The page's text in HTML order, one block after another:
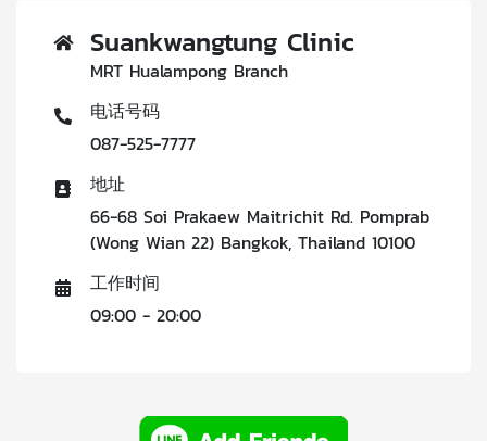
Suankwangtung Clinic
MRT Hualampong Branch
电话号码
087-525-7777
地址
66-68 Soi Prakaew Maitrichit Rd. Pomprab
(Wong Wian 22) Bangkok, Thailand 10100
工作时间
09:00 - 20:00